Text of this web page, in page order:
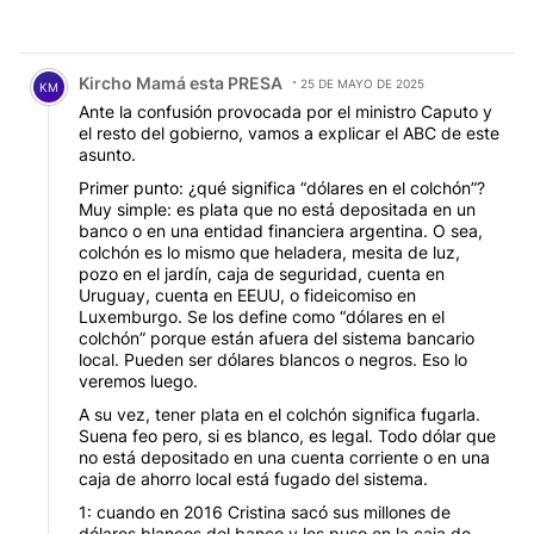
Comentario de Kircho Mamá esta PRESA.
KM Kircho Mamá esta PRESA 25 DE MAYO DE 2025
Ante la confusión provocada por el ministro Caputo y
el resto del gobierno, vamos a explicar el ABC de este
asunto.
Primer punto: ¿qué significa “dólares en el colchón”?
Muy simple: es plata que no está depositada en un
banco o en una entidad financiera argentina. O sea,
colchón es lo mismo que heladera, mesita de luz,
pozo en el jardín, caja de seguridad, cuenta en
Uruguay, cuenta en EEUU, o fideicomiso en
Luxemburgo. Se los define como “dólares en el
colchón” porque están afuera del sistema bancario
local. Pueden ser dólares blancos o negros. Eso lo
veremos luego.
A su vez, tener plata en el colchón significa fugarla.
Suena feo pero, si es blanco, es legal. Todo dólar que
no está depositado en una cuenta corriente o en una
caja de ahorro local está fugado del sistema.
1: cuando en 2016 Cristina sacó sus millones de